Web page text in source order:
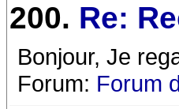
200. Re:
Bonjour, Je
Forum: Forum